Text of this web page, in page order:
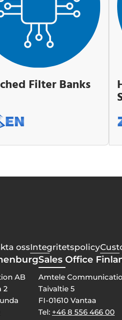
Filter Banks
ossIntegritetspolicy
AB
2
Sales Office
Amtele
Taivaltie 5
FI-01610 Vantaa
Tel: +46 8 556 466 00